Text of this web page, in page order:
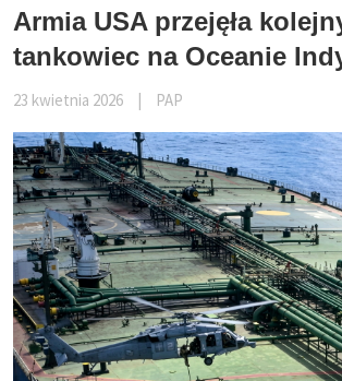
Armia USA przejęła
tankowiec na Oceanie
23 kwietnia 2026 PAP